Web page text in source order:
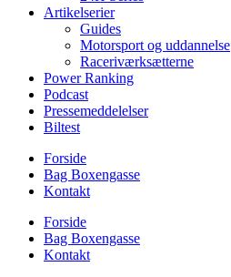
Artikelserier
Guides
Motorsport og uddannelse
Raceriværksætterne
Power Ranking
Podcast
Pressemeddelelser
Biltest
Forside
Bag Boxengasse
Kontakt
Forside
Bag Boxengasse
Kontakt